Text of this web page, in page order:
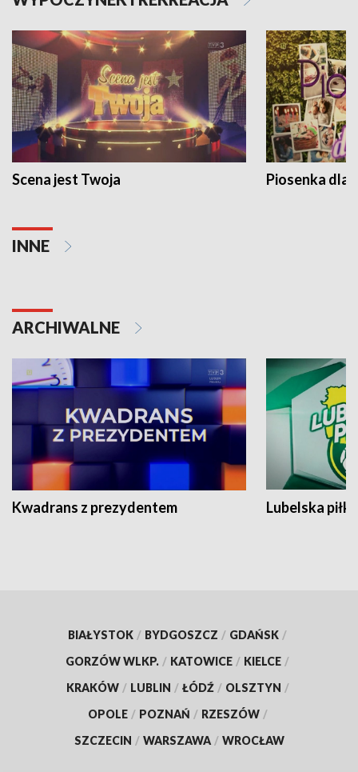
Scena jest Twoja Piosenka dla
INNE
ARCHIWALNE
Kwadrans z prezydentem Lubelska piłka
BIAŁYSTOK / BYDGOSZCZ / GDAŃSK /
GORZÓW WLKP. / KATOWICE / KIELCE /
KRAKÓW / LUBLIN / ŁÓDŹ / OLSZTYN /
OPOLE / POZNAŃ / RZESZÓW /
SZCZECIN / WARSZAWA / WROCŁAW